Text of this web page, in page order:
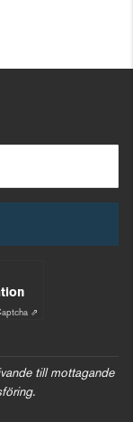
⇗
till mottagande